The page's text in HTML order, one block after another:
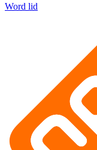
Word lid